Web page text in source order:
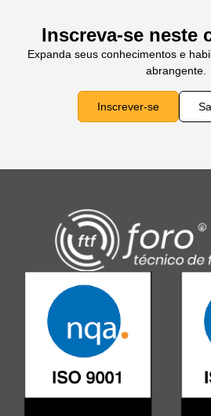
Inscreva-se neste
Expanda seus conhecimentos e
abrangente.
Inscrever-se